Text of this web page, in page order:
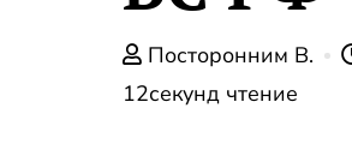
Посторонним В.
12секунд чтение